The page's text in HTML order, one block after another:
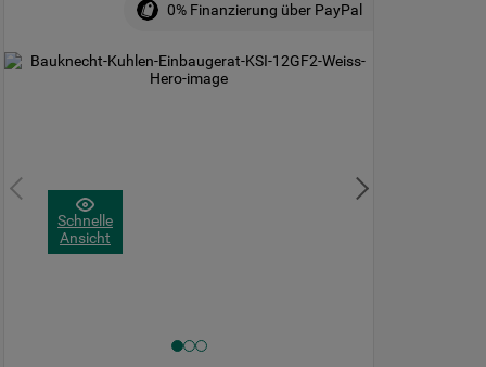
Schnelle
Ansicht
0% Finanzierung über PayPal